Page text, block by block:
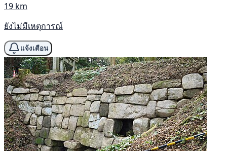
19 km
ยังไม่มีเหตุการณ์
แจ้งเตือน